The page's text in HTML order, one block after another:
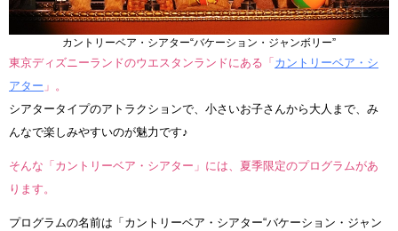
カントリーベア・シアター“バケーション・ジャンボリー”
東京ディズニーランドのウエスタンランドにある「 カントリーベア・シ
アター 」。
シアタータイプのアトラクションで、小さいお子さんから大人まで、み
んなで楽しみやすいのが魅力です♪
そんな「カントリーベア・シアター」には、夏季限定のプログラムがあ
ります。
プログラムの名前は「カントリーベア・シアター“バケーション・ジャン